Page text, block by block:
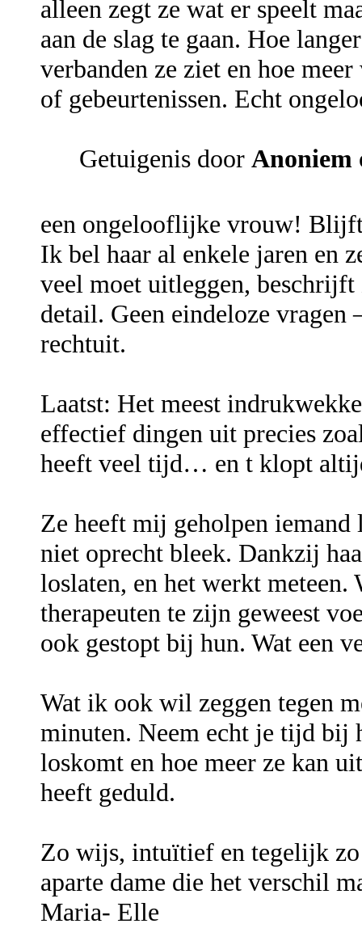
alleen zegt ze wat er speelt
aan de slag te gaan. Hoe
verbanden ze ziet en hoe
of gebeurtenissen. Echt
Getuigenis door Anoniem
een ongelooflijke vrouw!
Ik bel haar al enkele jaren en
veel moet uitleggen,
detail. Geen eindeloze
rechtuit.
Laatst: Het meest
effectief dingen uit precies
heeft veel tijd… en t klopt
Ze heeft mij geholpen
niet oprecht bleek. Dankzij
loslaten, en het werkt
therapeuten te zijn geweest
ook gestopt bij hun. Wat een
Wat ik ook wil zeggen tegen
minuten. Neem echt je tijd bij
loskomt en hoe meer ze kan
heeft geduld.
Zo wijs, intuïtief en tegelijk zo
aparte dame die het verschil
Maria- Elle